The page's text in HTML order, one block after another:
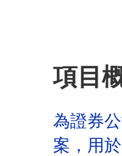
項目
為證券
案，用